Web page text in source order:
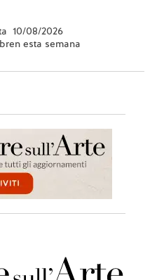
10/08/2026
esta semana